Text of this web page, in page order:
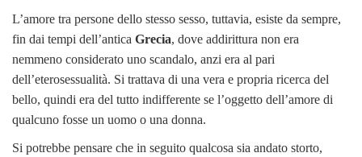
L’amore tra persone dello stesso sesso, tuttavia, esiste da sempre,
fin dai tempi dell’antica Grecia, dove addirittura non era
nemmeno considerato uno scandalo, anzi era al pari
dell’eterosessualità. Si trattava di una vera e propria ricerca del
bello, quindi era del tutto indifferente se l’oggetto dell’amore di
qualcuno fosse un uomo o una donna.
Si potrebbe pensare che in seguito qualcosa sia andato storto,